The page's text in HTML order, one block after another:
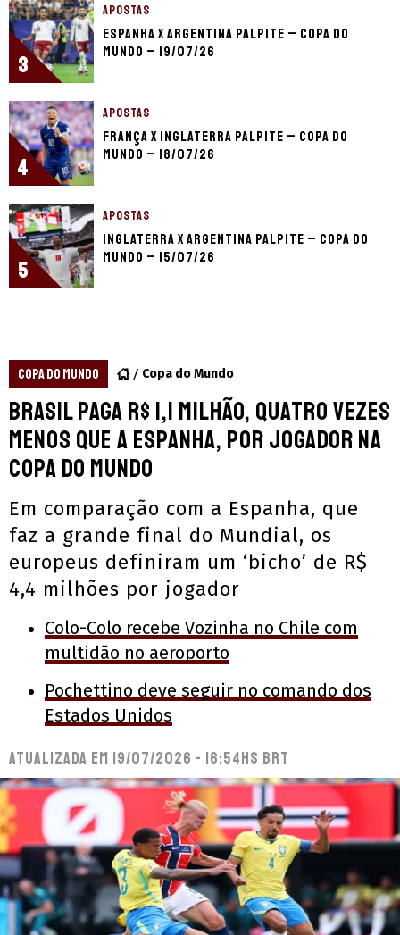
3
APOSTAS
Espanha x Argentina palpite – Copa do
Mundo – 19/07/26
4
APOSTAS
França x Inglaterra palpite – Copa do
Mundo – 18/07/26
5
APOSTAS
Inglaterra x Argentina palpite – Copa do
Mundo – 15/07/26
COPA DO MUNDO Copa do Mundo
Brasil paga R$ 1,1 milhão, quatro vezes
menos que a Espanha, por jogador na
Copa do Mundo
Em comparação com a Espanha, que
faz a grande final do Mundial, os
europeus definiram um ‘bicho’ de R$
4,4 milhões por jogador
Colo-Colo recebe Vozinha no Chile com
multidão no aeroporto
Pochettino deve seguir no comando dos
Estados Unidos
Atualizada em 19/07/2026 - 16:54hs BRT